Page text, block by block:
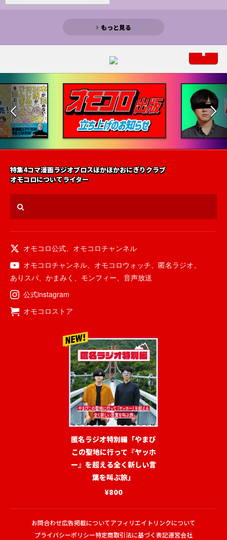
もっと見る
特集4コマ漫画ラジオブロスほかほかおにぎりクラブ
オモコロについてライター
オモコロ公式、 オモコロチャンネル
オモコロチャンネル、 オモコロウォッチ、 匿名ラジオ、
ありスパ、 かまみく 、 モンフィー、 音声放送
公式instagram
オモコロストア
匿名ラジオ特別編「やまび
この聖地に行って『ヤッホ
ー』を超える全く新しい言
葉を叫ぶ旅」
¥800
お問合わせ広告掲載についてアフィリエイトリンクについて
プライバシーポリシー特定商取引法に基づく表記運営会社